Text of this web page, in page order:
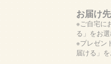
お届け
※ご自宅に
る」をお選
※プレゼン
届ける」